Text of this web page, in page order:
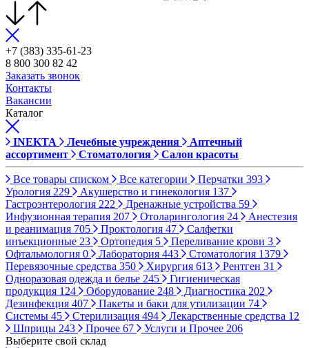
+7 (383) 335-61-23
8 800 300 82 42
Заказать звонок
Контакты
Вакансии
Каталог
INEKTA Лечебные учреждения
Аптечный
ассортимент
Стоматология Салон красоты
Все товары списком Все категории Перчатки 393
Урология 229 Акушерство и гинекология 137
Гастроэнтерология 222 Дренажные устройства 59
Инфузионная терапия 207 Отоларингология 24
Анестезия
и реанимация 705 Проктология 47
Салфетки
инъекционные 23 Ортопедия 5 Переливание крови 3
Офтальмология 0 Лаборатория 443 Стоматология 1379
Перевязочные средства 350 Хирургия 613 Рентген 31
Одноразовая одежда и белье 245
Гигиеническая
продукция 124 Оборудование 248 Диагностика 202
Дезинфекция 407 Пакеты и баки для утилизации 74
Системы 45 Стерилизация 494 Лекарственные средства 12
Шприцы 243 Прочее 67 Услуги и Прочее 206
Выберите свой склад